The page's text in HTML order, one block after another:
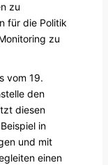
zu
für die Politik
zu
vom 19.
den
diesen
in
und mit
einen